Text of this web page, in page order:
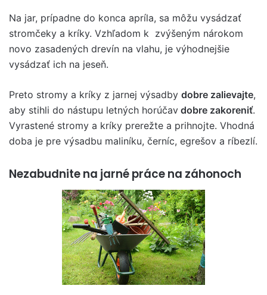
Na jar, prípadne do konca apríla, sa môžu vysádzať
stromčeky a kríky. Vzhľadom k zvýšeným nárokom
novo zasadených drevín na vlahu, je výhodnejšie
vysádzať ich na jeseň.
Preto stromy a kríky z jarnej výsadby dobre zalievajte,
aby stihli do nástupu letných horúčav dobre zakoreniť.
Vyrastené stromy a kríky prerežte a prihnojte. Vhodná
doba je pre výsadbu maliníku, černíc, egrešov a ríbezlí.
Nezabudnite na jarné práce na záhonoch